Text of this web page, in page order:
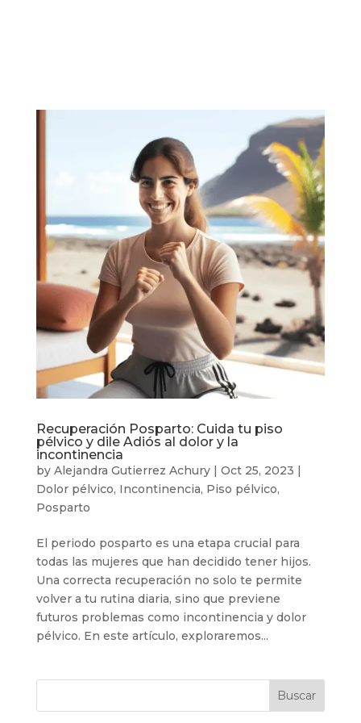
Recuperación Posparto: Cuida tu piso
pélvico y dile Adiós al dolor y la
incontinencia
by Alejandra Gutierrez Achury| Oct 25, 2023
Dolor pélvico, Incontinencia, Piso pélvico,
Posparto
El periodo posparto es una etapa crucial para
todas las mujeres que han decidido tener hijos.
Una correcta recuperación no solo te permite
volver a tu rutina diaria, sino que previene
futuros problemas como incontinencia y dolor
pélvico. En este artículo, exploraremos...